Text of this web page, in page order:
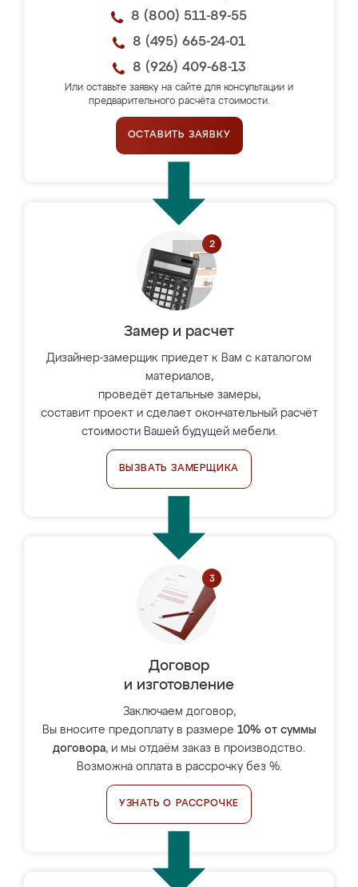
8 (800) 511-89-55
8 (495) 665-24-01
8 (926) 409-68-13
Или оставьте заявку на сайте для консультации и
предварительного расчёта стоимости.
ОСТАВИТЬ ЗАЯВКУ
Замер и расчет
Дизайнер-замерщик приедет к Вам с каталогом
материалов,
проведёт детальные замеры,
составит проект и сделает окончательный расчёт
стоимости Вашей будущей мебели.
ВЫЗВАТЬ ЗАМЕРЩИКА
Договор
и изготовление
Заключаем договор,
Вы вносите предоплату в размере 10% от суммы
договора, и мы отдаём заказ в производство.
Возможна оплата в рассрочку без %.
УЗНАТЬ О РАССРОЧКЕ